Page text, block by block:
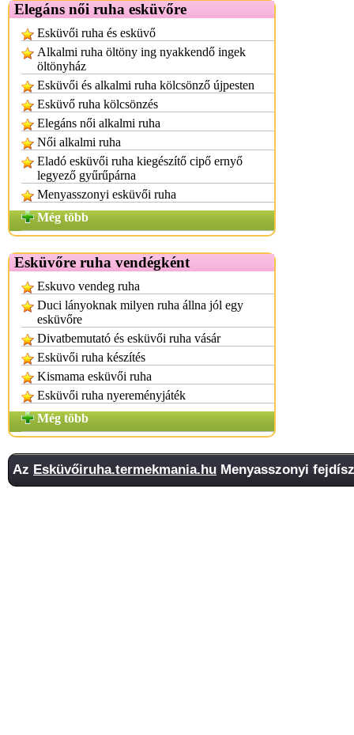
Elegáns női ruha esküvőre
Esküvői ruha és esküvő
Alkalmi ruha öltöny ing nyakkendő ingek
öltönyház
Esküvői és alkalmi ruha kölcsönző újpesten
Esküvő ruha kölcsönzés
Elegáns női alkalmi ruha
Női alkalmi ruha
Eladó esküvői ruha kiegészítő cipő ernyő
legyező gyűrűpárna
Menyasszonyi esküvői ruha
Még több
Esküvőre ruha vendégként
Eskuvo vendeg ruha
Duci lányoknak milyen ruha állna jól egy
esküvőre
Divatbemutató és esküvői ruha vásár
Esküvői ruha készítés
Kismama esküvői ruha
Esküvői ruha nyereményjáték
Még több
Az Esküvőiruha.termekmania.hu Menyasszonyi